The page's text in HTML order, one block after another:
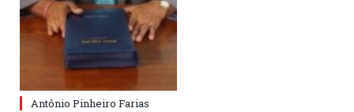
Antônio Pinheiro Farias